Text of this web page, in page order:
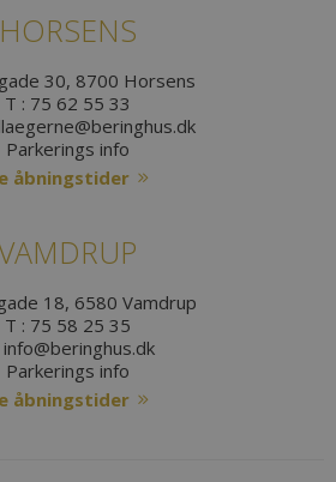
HORSENS
30, 8700 Horsens
T : 75 62 55 33
Parkerings info
åbningstider
18, 6580 Vamdrup
T : 75 58 25 35
info@beringhus.dk
Parkerings info
åbningstider